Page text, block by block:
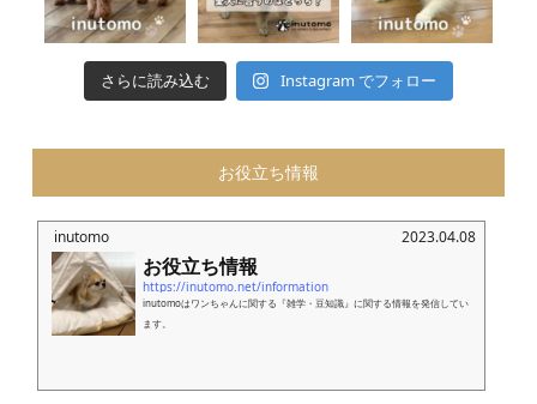
さらに読み込む Instagram でフォロー
お役立ち情報
inutomo 2023.04.08
お役立ち情報
https://inutomo.net/information
inutomoはワンちゃんに関する『雑学・豆知識』に関する情報を発信してい
ます。